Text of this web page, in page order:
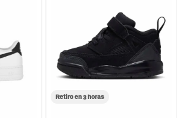
Retiro en 3 horas